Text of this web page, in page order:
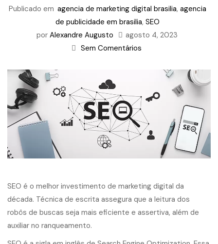
Publicado em agencia de marketing digital brasilia, agencia
de publicidade em brasilia, SEO
por Alexandre Augusto
agosto 4, 2023
Sem Comentários
SEO é o melhor investimento de marketing digital da
década. Técnica de escrita assegura que a leitura dos
robôs de buscas seja mais eficiente e assertiva, além de
auxiliar no ranqueamento.